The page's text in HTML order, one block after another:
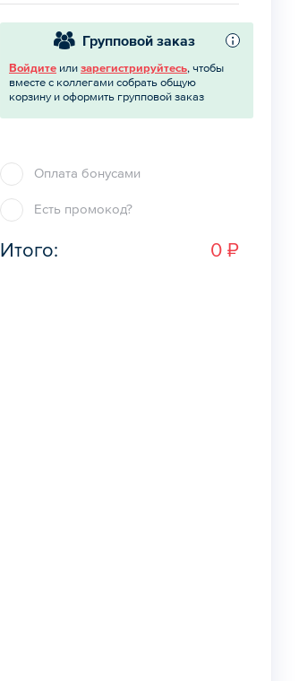
Групповой заказ
Войдите или зарегистрируйтесь, чтобы
вместе с коллегами собрать общую
корзину и оформить групповой заказ
Оплата бонусами
Есть промокод?
Итого: 0 ₽